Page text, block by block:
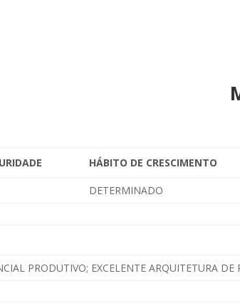
HÁBITO DE CRESCIMENTO
DETERMINADO
PRODUTIVO; EXCELENTE ARQUITETURA